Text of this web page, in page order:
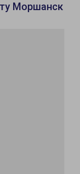
Моршанск